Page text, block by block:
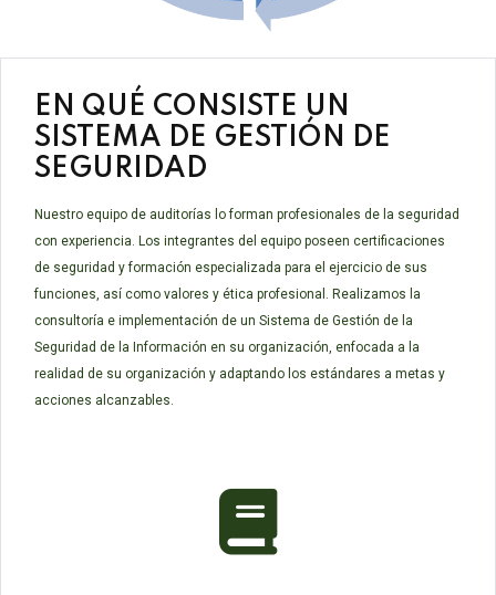
EN QUÉ CONSISTE UN
SISTEMA DE GESTIÓN DE
SEGURIDAD
Nuestro equipo de auditorías lo forman profesionales de la seguridad
con experiencia. Los integrantes del equipo poseen certificaciones
de seguridad y formación especializada para el ejercicio de sus
funciones, así como valores y ética profesional. Realizamos la
consultoría e implementación de un Sistema de Gestión de la
Seguridad de la Información en su organización, enfocada a la
realidad de su organización y adaptando los estándares a metas y
acciones alcanzables.
book